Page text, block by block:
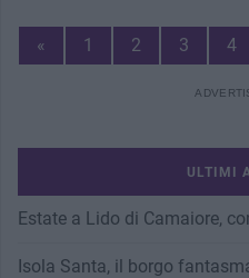
« Previous
1 2 3 4
ULTIMI
Estate a Lido di Camaiore,
Isola Santa, il borgo